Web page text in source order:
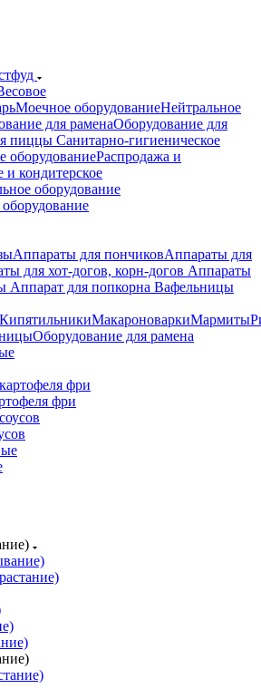
Моечное оборудованиеНейтральное
для раменаОборудование для
пиццы Санитарно-гигиеническое
оборудованиеРаспродажа и
и кондитерское
оборудование
Аппараты для пончиковАппараты для
для хот-догов, корн-догов Аппараты
Аппарат для попкорна Вафельницы
КипятильникиМакароноваркиМармиты
Оборудование для рамена
фри